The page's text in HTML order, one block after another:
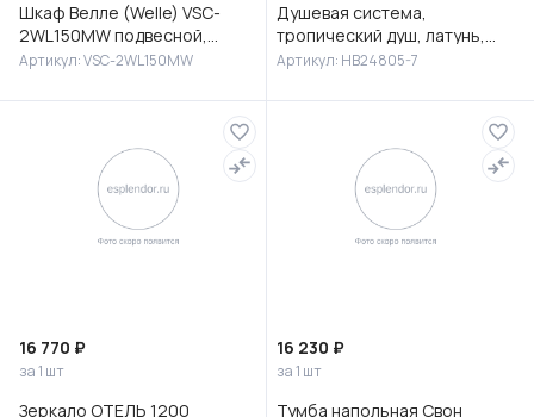
Шкаф Велле (Welle) VSC-
2WL150MW подвесной,
1500*350*300, Белый
Артикул: VSC-2WL150MW
Душевая система,
тропический душ, латунь,
черный/хром, HB24805-7
Артикул: HB24805-7
16 770 ₽
за 1 шт
Зеркало ОТЕЛЬ 1200
16 230 ₽
за 1 шт
Тумба напольная Свон